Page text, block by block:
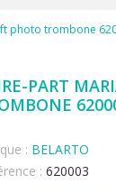
photo trombone
PART
: BELARTO
: 620003